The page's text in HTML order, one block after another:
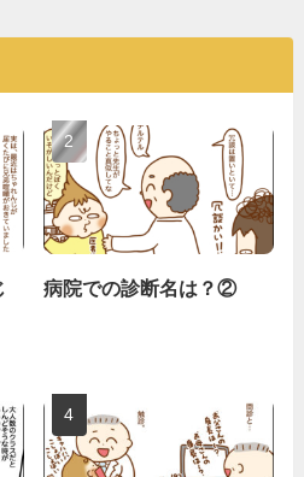
病院での診断名は？②